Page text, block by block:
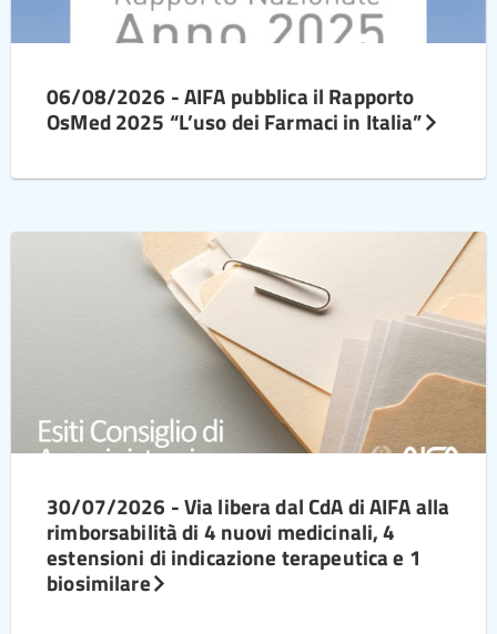
06/08/2026 - AIFA pubblica il Rapporto
OsMed 2025 “L’uso dei Farmaci in Italia”
30/07/2026 - Via libera dal CdA di AIFA alla
rimborsabilità di 4 nuovi medicinali, 4
estensioni di indicazione terapeutica e 1
biosimilare